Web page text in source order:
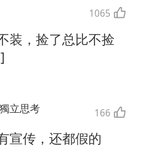
1065
装，捡了总比不捡
立思考 166
宣传，还都假的